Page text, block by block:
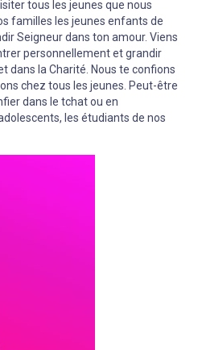
tous les jeunes que nous
familles les jeunes enfants de
Seigneur dans ton amour. Viens
personnellement et grandir
dans la Charité. Nous te confions
chez tous les jeunes. Peut-être
dans le tchat ou en
les étudiants de nos